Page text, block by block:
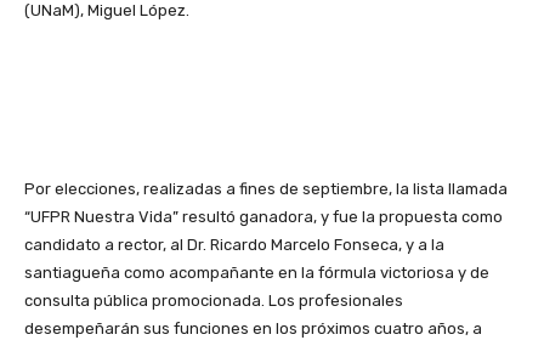
(UNaM), Miguel López.
Por elecciones, realizadas a fines de septiembre, la lista llamada
“UFPR Nuestra Vida” resultó ganadora, y fue la propuesta como
candidato a rector, al Dr. Ricardo Marcelo Fonseca, y a la
santiagueña como acompañante en la fórmula victoriosa y de
consulta pública promocionada. Los profesionales
desempeñarán sus funciones en los próximos cuatro años, a